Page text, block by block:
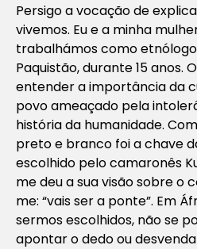
Persigo a vocação de
vivemos. Eu e a minha
trabalhámos como
Paquistão, durante 15 anos.
entender a importância da
povo ameaçado pela
história da humanidade.
preto e branco foi a chave
escolhido pelo camaronês
me deu a sua visão sobre o
me: “vais ser a ponte”. Em
sermos escolhidos, não se
apontar o dedo ou